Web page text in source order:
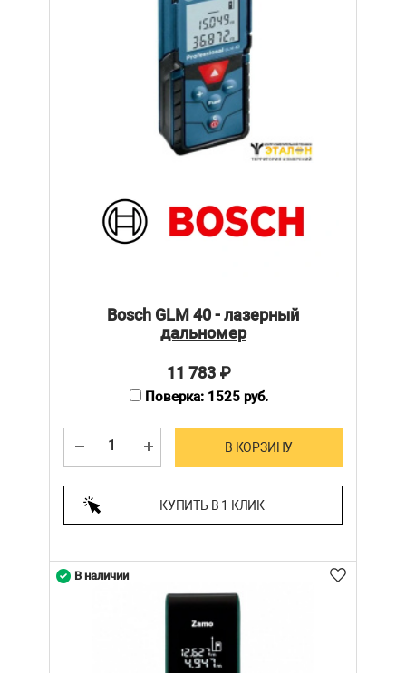
Bosch GLM 40 - лазерный
дальномер
11 783₽
Поверка: 1525 руб.
В КОРЗИНУ
КУПИТЬ В 1 КЛИК
В наличии